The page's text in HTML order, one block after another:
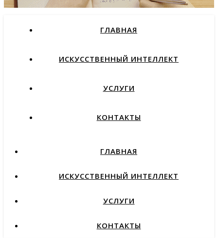
как найти работу мечты и
не пожалеть об этом
ГЛАВНАЯ
ИСКУССТВЕННЫЙ ИНТЕЛЛЕКТ
УСЛУГИ
КОНТАКТЫ
ГЛАВНАЯ
ИСКУССТВЕННЫЙ ИНТЕЛЛЕКТ
УСЛУГИ
КОНТАКТЫ